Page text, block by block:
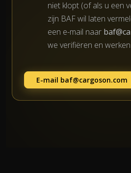
niet klopt (of als u een
zijn BAF wil laten
een e-mail naar
we verifiëren en werken
E-mail baf@cargoson.com